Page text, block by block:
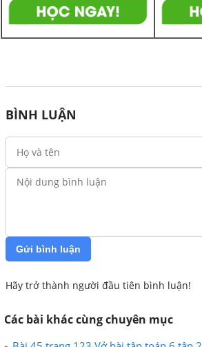
BÌNH LUẬN
Gửi bình luận
Hãy trở thành người đầu tiên bình luận!
Các bài khác cùng chuyên mục